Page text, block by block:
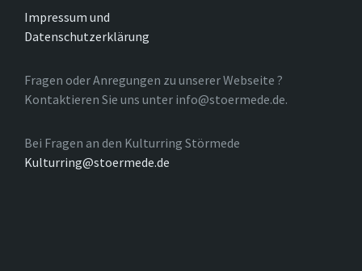
Impressum und
Datenschutzerklärung
Fragen oder Anregungen zu unserer Webseite ?
Kontaktieren Sie uns unter info@stoermede.de.
Bei Fragen an den Kulturring Störmede
Kulturring@stoermede.de